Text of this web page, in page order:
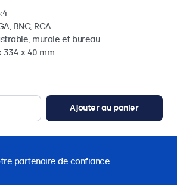
BNC, RCA
murale et bureau
334 x 40 mm
Ajouter au panier
partenaire de confiance